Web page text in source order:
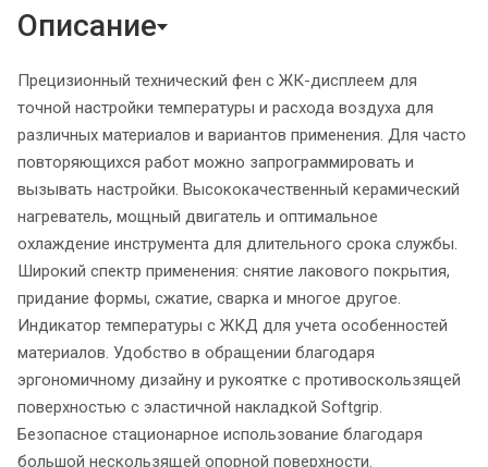
Описание
Прецизионный технический фен с ЖК-дисплеем для
точной настройки температуры и расхода воздуха для
различных материалов и вариантов применения. Для часто
повторяющихся работ можно запрограммировать и
вызывать настройки. Высококачественный керамический
нагреватель, мощный двигатель и оптимальное
охлаждение инструмента для длительного срока службы.
Широкий спектр применения: снятие лакового покрытия,
придание формы, сжатие, сварка и многое другое.
Индикатор температуры с ЖКД для учета особенностей
материалов. Удобство в обращении благодаря
эргономичному дизайну и рукоятке с противоскользящей
поверхностью с эластичной накладкой Softgrip.
Безопасное стационарное использование благодаря
большой нескользящей опорной поверхности.